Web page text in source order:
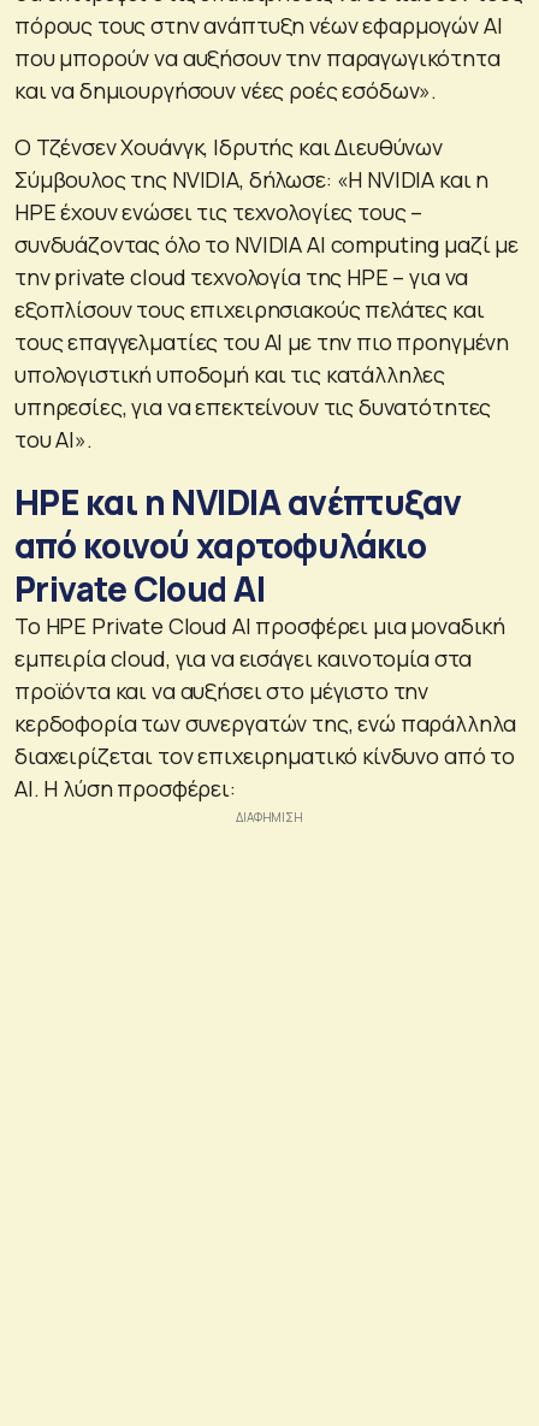
πόρους τους στην ανάπτυξη νέων εφαρμογών AI
που μπορούν να αυξήσουν την παραγωγικότητα
και να δημιουργήσουν νέες ροές εσόδων».
Ο Τζένσεν Χουάνγκ, Ιδρυτής και Διευθύνων
Σύμβουλος της NVIDIA, δήλωσε: «Η NVIDIA και η
HPE έχουν ενώσει τις τεχνολογίες τους –
συνδυάζοντας όλο το NVIDIA AI computing μαζί με
την private cloud τεχνολογία της HPE – για να
εξοπλίσουν τους επιχειρησιακούς πελάτες και
τους επαγγελματίες του AI με την πιο προηγμένη
υπολογιστική υποδομή και τις κατάλληλες
υπηρεσίες, για να επεκτείνουν τις δυνατότητες
του AI».
HPE και η NVIDIA ανέπτυξαν
από κοινού χαρτοφυλάκιο
Private Cloud AI
Το HPE Private Cloud AI προσφέρει μια μοναδική
εμπειρία cloud, για να εισάγει καινοτομία στα
προϊόντα και να αυξήσει στο μέγιστο την
κερδοφορία των συνεργατών της, ενώ παράλληλα
διαχειρίζεται τον επιχειρηματικό κίνδυνο από το
AI. Η λύση προσφέρει: